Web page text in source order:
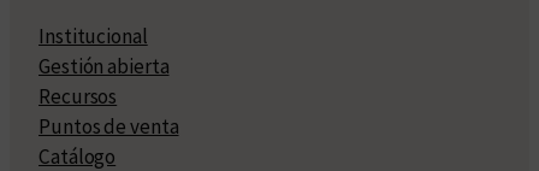
Institucional
Gestión abierta
Recursos
Puntos de venta
Catálogo